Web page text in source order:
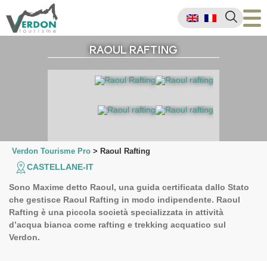
RAOUL RAFTING
Verdon Tourisme Pro > Raoul Rafting
CASTELLANE-IT
Sono Maxime detto Raoul, una guida certificata dallo Stato
che gestisce Raoul Rafting in modo indipendente. Raoul
Rafting è una piccola società specializzata in attività
d’acqua bianca come rafting e trekking acquatico sul
Verdon.